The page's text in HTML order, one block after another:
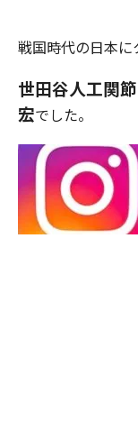
戦国時代の日本
世田谷人工関
宏でした。